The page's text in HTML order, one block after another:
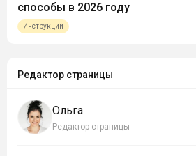
способы в 2026 году
Инструкции
Редактор страницы
Ольга
Редактор страницы